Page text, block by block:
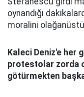
oynandığı
moralini
Kaleci Deniz'e her
protestolar zorda
götürmekten